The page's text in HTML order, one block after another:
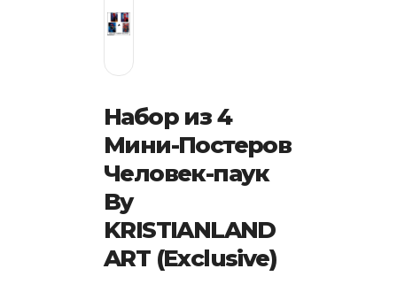
Набор из 4
Мини-Постеров
Человек-паук
By
KRISTIANLAND
ART (Exclusive)